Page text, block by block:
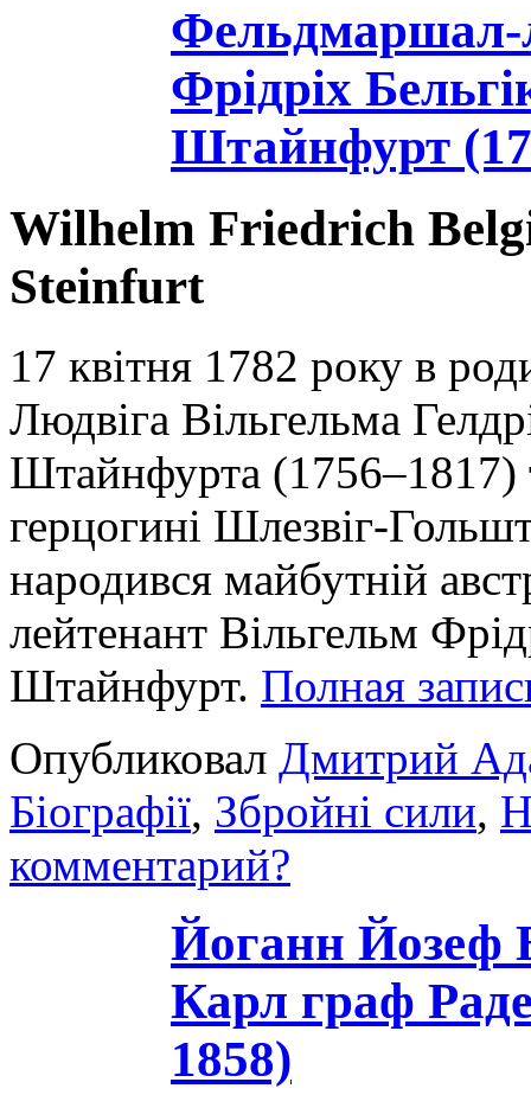
Фельдмаршал-
Фрідріх
Штайнфурт
Wilhelm Friedrich
Steinfurt
17 квітня 1782 року в
Людвіга Вільгельма
Штайнфурта (1756–1817)
герцогині Шлезвіг-
народився майбутній
лейтенант Вільгельм
Штайнфурт. Полная
Опубликовал Дмитрий
Біографії, Збройні сили,
комментарий?
Йоганн Йозеф
Карл граф
1858)